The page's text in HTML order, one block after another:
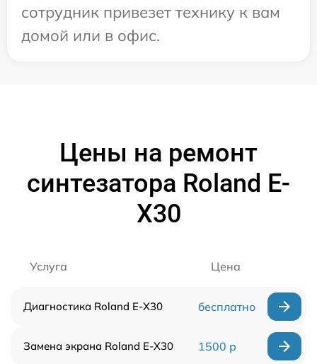
сотрудник привезет технику к вам
домой или в офис.
Цены на ремонт
синтезатора Roland E-
X30
Услуга Цена
Диагностика Roland E-X30 бесплатно
Замена экрана Roland E-X30 1500 р